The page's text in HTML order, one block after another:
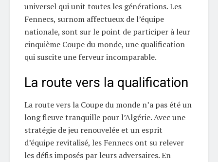
universel qui unit toutes les générations. Les
Fennecs, surnom affectueux de l’équipe
nationale, sont sur le point de participer à leur
cinquième Coupe du monde, une qualification
qui suscite une ferveur incomparable.
La route vers la qualification
La route vers la Coupe du monde n’a pas été un
long fleuve tranquille pour l’Algérie. Avec une
stratégie de jeu renouvelée et un esprit
d’équipe revitalisé, les Fennecs ont su relever
les défis imposés par leurs adversaires. En